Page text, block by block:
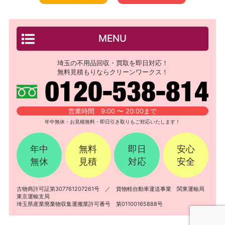
MENU
埼玉の不用品回収・買取を即日対応！
無料見積もりならクリーンワークス！
営業時間 9:00 〜 20:00まで
年中無休・お見積無料・即日引き取りもご対応いたします！
年中
無休
無料
見積
即日
対応
安心
安全
古物商許可証第307761207261号 ／ 貨物軽自動車運送事業 関東運輸局
東京運輸支局
埼玉県産業廃棄物収集運搬業許可番号 第01100165888号